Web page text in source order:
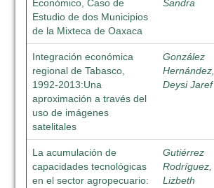
Económico, Caso de
Estudio de dos Municipios
de la Mixteca de Oaxaca
Sandra
Integración económica
regional de Tabasco,
1992-2013:Una
aproximación a través del
uso de imágenes
satelitales
González
Hernández,
Deysi Jaref
La acumulación de
capacidades tecnológicas
en el sector agropecuario:
Gutiérrez
Rodríguez,
Lizbeth